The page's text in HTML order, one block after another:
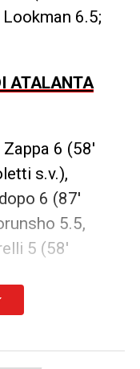
6.5;
ATALANTA
6 (58′
s.v.),
6 (87′
5.5,
5 (58′